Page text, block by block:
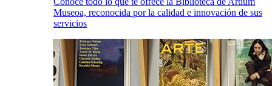
Museoa, reconocida por la calidad e innovación de sus
servicios